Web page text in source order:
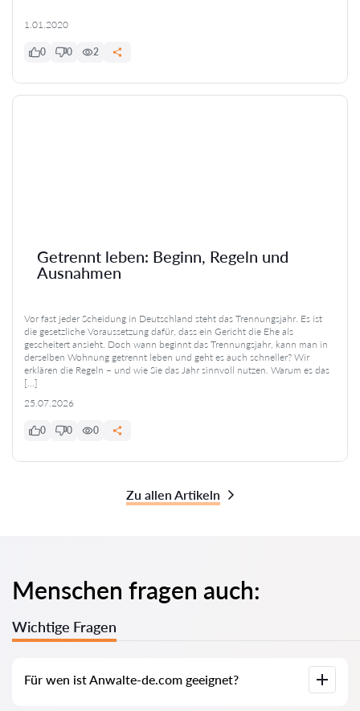
1.01.2020
0 0 2
Getrennt leben: Beginn, Regeln und
Ausnahmen
Vor fast jeder Scheidung in Deutschland steht das Trennungsjahr. Es ist
die gesetzliche Voraussetzung dafür, dass ein Gericht die Ehe als
gescheitert ansieht. Doch wann beginnt das Trennungsjahr, kann man in
derselben Wohnung getrennt leben und geht es auch schneller? Wir
erklären die Regeln – und wie Sie das Jahr sinnvoll nutzen. Warum es das
[…]
25.07.2026
0 0 0
Zu allen Artikeln
Menschen fragen auch:
Wichtige Fragen
Für wen ist Anwalte-de.com geeignet?